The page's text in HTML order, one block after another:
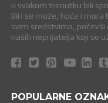
u svakom trenutku bili
BiH se može, hoće i
svim sredstvima, počevši
naših neprijatelja koji se
POPULARNE